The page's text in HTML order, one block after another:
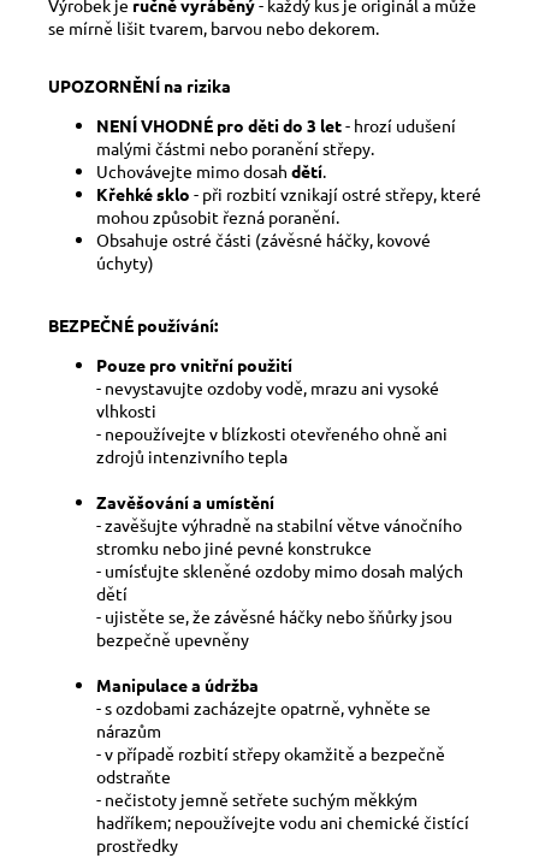
Výrobek je ručně vyráběný- každý kus je originál a může
se mírně lišit tvarem, barvou nebo dekorem.
UPOZORNĚNÍ na rizika
NENÍ VHODNÉ pro děti do 3 let- hrozí udušení
malými částmi nebo poranění střepy.
Uchovávejte mimo dosah dětí.
Křehké sklo - při rozbití vznikají ostré střepy, které
mohou způsobit řezná poranění.
Obsahuje ostré části (závěsné háčky, kovové
úchyty)
BEZPEČNÉ používání:
Pouze pro vnitřní použití
- nevystavujte ozdoby vodě, mrazu ani vysoké
vlhkosti
- nepoužívejte v blízkosti otevřeného ohně ani
zdrojů intenzivního tepla
Zavěšování a umístění
- zavěšujte výhradně na stabilní větve vánočního
stromku nebo jiné pevné konstrukce
- umísťujte skleněné ozdoby mimo dosah malých
dětí
- ujistěte se, že závěsné háčky nebo šňůrky jsou
bezpečně upevněny
Manipulace a údržba
- s ozdobami zacházejte opatrně, vyhněte se
nárazům
- v případě rozbití střepy okamžitě a bezpečně
odstraňte
- nečistoty jemně setřete suchým měkkým
hadříkem; nepoužívejte vodu ani chemické čistící
prostředky